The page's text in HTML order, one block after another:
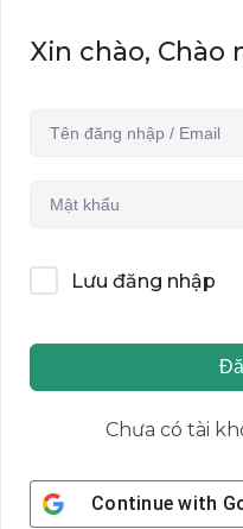
Xin chào, Chào
Lưu đăng nhập
Chưa có tài
Continue with